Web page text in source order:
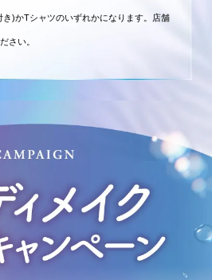
き)かTシャツのいずれかになります。店舗
さい。